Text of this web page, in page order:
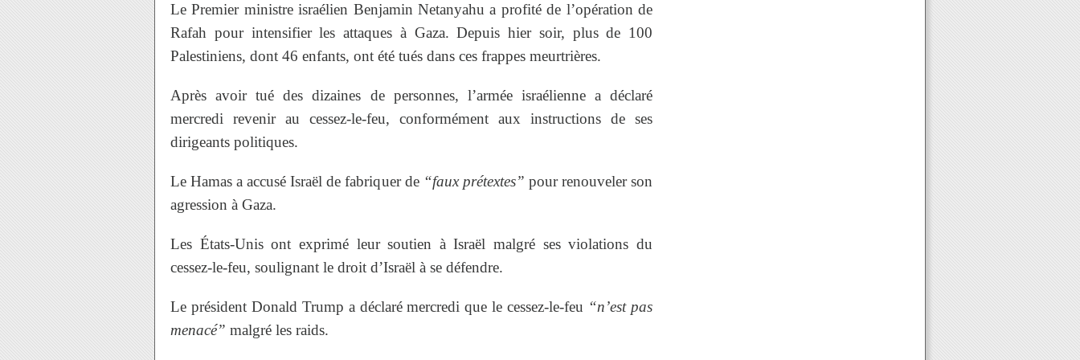
Le Premier ministre israélien Benjamin Netanyahu a profité de l’opération de
Rafah pour intensifier les attaques à Gaza. Depuis hier soir, plus de 100
Palestiniens, dont 46 enfants, ont été tués dans ces frappes meurtrières.
Après avoir tué des dizaines de personnes, l’armée israélienne a déclaré
mercredi revenir au cessez-le-feu, conformément aux instructions de ses
dirigeants politiques.
Le Hamas a accusé Israël de fabriquer de “faux prétextes” pour renouveler son
agression à Gaza.
Les États-Unis ont exprimé leur soutien à Israël malgré ses violations du
cessez-le-feu, soulignant le droit d’Israël à se défendre.
Le président Donald Trump a déclaré mercredi que le cessez-le-feu “n’est pas
menacé” malgré les raids.